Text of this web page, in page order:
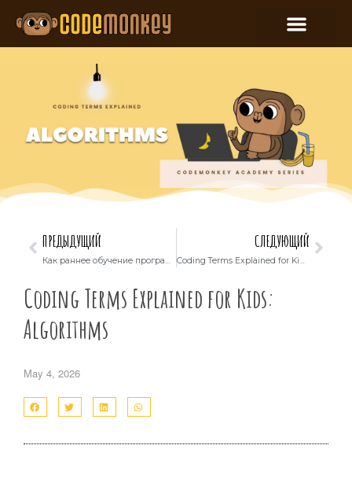
ПРЕДЫДУЩИЙ
Как раннее обучение программированию связано с искусственным интеллектом, робототехникой и технологическими инновациями.
СЛЕДУЮЩИЙ
Coding Terms Explained for Kids: What is a Bug?
Coding Terms Explained for Kids:
Algorithms
May 4, 2026